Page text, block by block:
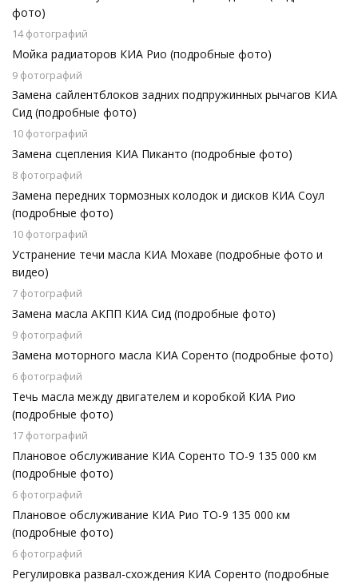
фото)
14 фотографий
Мойка радиаторов КИА Рио (подробные фото)
9 фотографий
Замена сайлентблоков задних подпружинных рычагов КИА
Сид (подробные фото)
10 фотографий
Замена сцепления КИА Пиканто (подробные фото)
8 фотографий
Замена передних тормозных колодок и дисков КИА Соул
(подробные фото)
10 фотографий
Устранение течи масла КИА Мохаве (подробные фото и
видео)
7 фотографий
Замена масла АКПП КИА Сид (подробные фото)
9 фотографий
Замена моторного масла КИА Соренто (подробные фото)
6 фотографий
Течь масла между двигателем и коробкой КИА Рио
(подробные фото)
17 фотографий
Плановое обслуживание КИА Соренто ТО-9 135 000 км
(подробные фото)
6 фотографий
Плановое обслуживание КИА Рио ТО-9 135 000 км
(подробные фото)
6 фотографий
Регулировка развал-схождения КИА Соренто (подробные